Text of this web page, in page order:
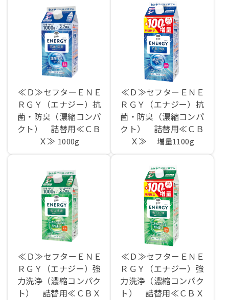
≪Ｄ≫セフターＥＮＥ
ＲＧＹ（エナジー）抗
菌・防臭（濃縮コンパ
クト） 詰替用≪ＣＢ
Ｘ≫ 1000g
≪Ｄ≫セフターＥＮＥ
ＲＧＹ（エナジー）抗
菌・防臭（濃縮コンパ
クト） 詰替用≪ＣＢ
Ｘ≫増量1100g
≪Ｄ≫セフターＥＮＥ
ＲＧＹ（エナジー）強
力洗浄（濃縮コンパク
ト） 詰替用≪ＣＢＸ
≪Ｄ≫セフターＥＮＥ
ＲＧＹ（エナジー）強
力洗浄（濃縮コンパク
ト） 詰替用≪ＣＢＸ